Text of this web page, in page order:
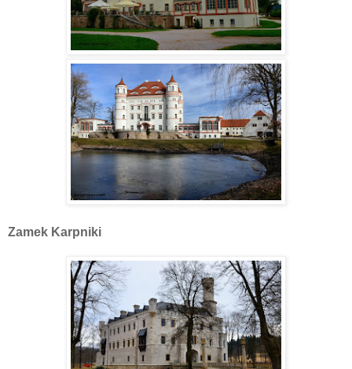
Zamek Karpniki